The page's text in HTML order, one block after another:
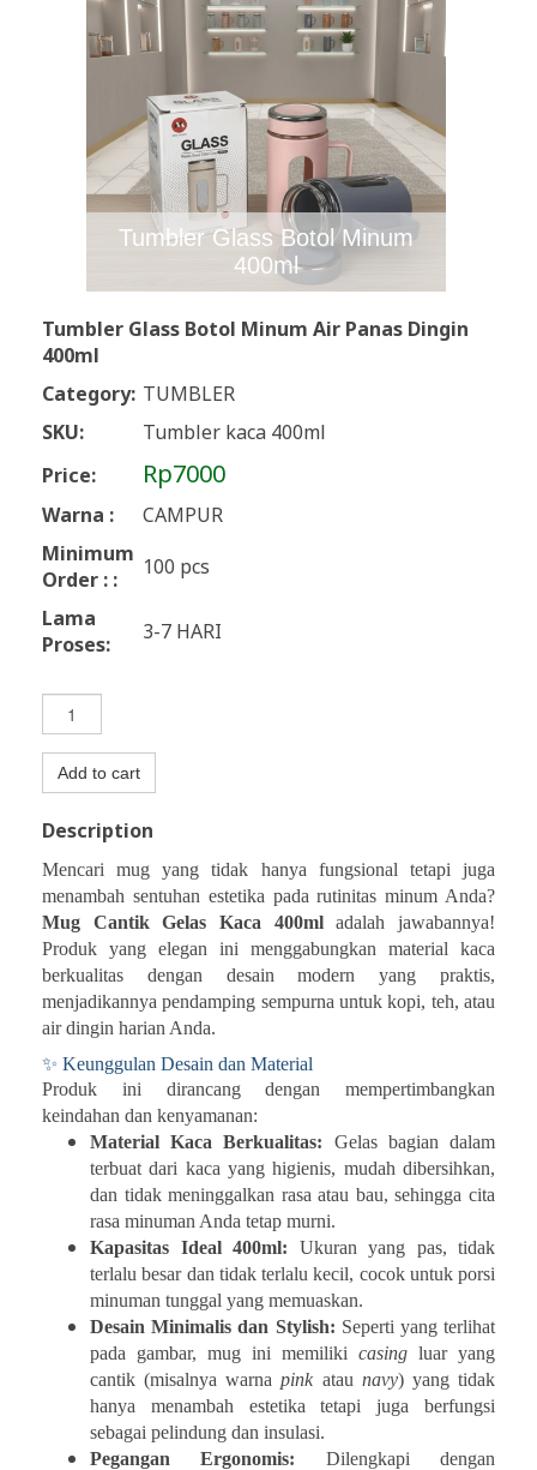
Tumbler Glass Botol Minum
400ml
Tumbler Glass Botol Minum Air Panas Dingin
400ml
Category: TUMBLER
SKU:
Tumbler kaca 400ml
Price:
Rp7000
Warna :
CAMPUR
Minimum
Order : :
100 pcs
Lama
Proses:
3-7 HARI
Add to cart
Description
Mencari mug yang tidak hanya fungsional tetapi juga
menambah sentuhan estetika pada rutinitas minum Anda?
Mug Cantik Gelas Kaca 400mladalah jawabannya!
Produk yang elegan ini menggabungkan material kaca
berkualitas dengan desain modern yang praktis,
menjadikannya pendamping sempurna untuk kopi, teh, atau
air dingin harian Anda.
✨ Keunggulan Desain dan Material
Produk ini dirancang dengan mempertimbangkan
keindahan dan kenyamanan:
Material Kaca Berkualitas: Gelas bagian dalam
terbuat dari kaca yang higienis, mudah dibersihkan,
dan tidak meninggalkan rasa atau bau, sehingga cita
rasa minuman Anda tetap murni.
Kapasitas Ideal 400ml: Ukuran yang pas, tidak
terlalu besar dan tidak terlalu kecil, cocok untuk porsi
minuman tunggal yang memuaskan.
Desain Minimalis dan Stylish: Seperti yang terlihat
pada gambar, mug ini memiliki casing luar yang
cantik (misalnya warnapink atau navy) yang tidak
hanya menambah estetika tetapi juga berfungsi
sebagai pelindung dan insulasi.
Pegangan Ergonomis: Dilengkapi dengan